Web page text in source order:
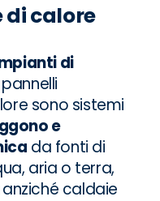
di calore
di
sono sistemi
e
da fonti di
aria o terra,
caldaie